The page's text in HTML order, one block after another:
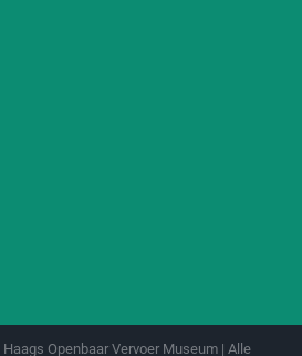
Openbaar Vervoer Museum | Alle